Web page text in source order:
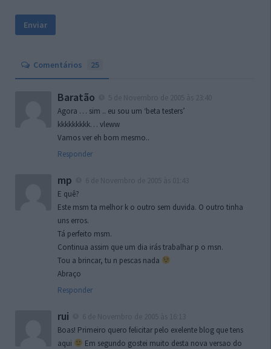
Comentários 25
Baratão
Agora … sim .. eu sou um ‘beta testers’
kkkkkkkkk… vleww
Vamos ver eh bom mesmo..
Responder
mp
E quê?
Este msm ta melhor k o outro sem duvida. O outro tinha
uns erros.
Tá perfeito msm.
Continua assim que um dia irás trabalhar p o msn.
Tou a brincar, tu n pescas nada
Abraço
Responder
rui
Boas! Primeiro quero felicitar pelo exelente blog que tens
aqui
Em segundo gostei muito desta nova versao do